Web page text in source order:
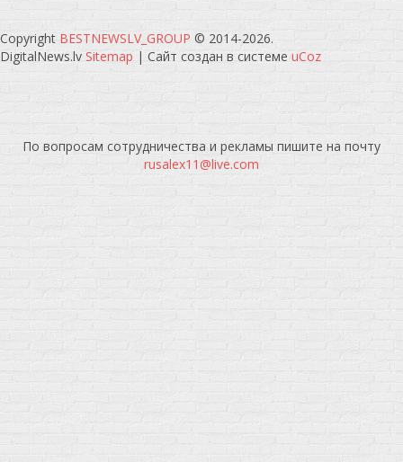
Copyright BESTNEWSLV_GROUP © 2014-2026.
DigitalNews.lv Sitemap | Сайт создан в системе uCoz
По вопросам сотрудничества и рекламы пишите на почту
rusalex11@live.com